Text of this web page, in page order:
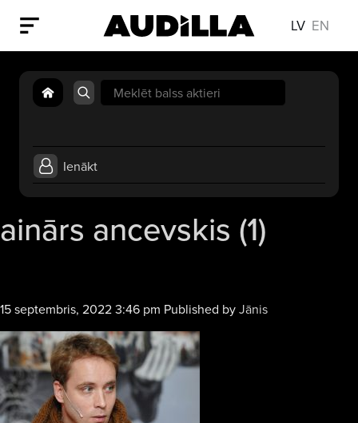
LV EN
Search
for:
Ienākt
ainārs ancevskis (1)
15 septembris, 2022 3:46 pm Published byJānis